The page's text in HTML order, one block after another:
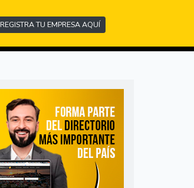
REGISTRA TU EMPRESA AQUÍ